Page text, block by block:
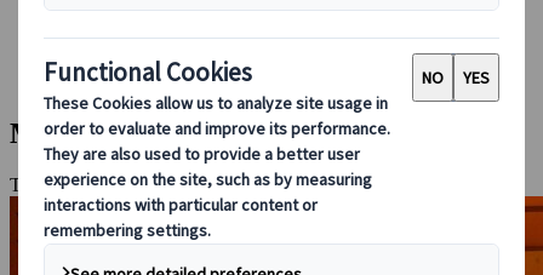
Prenotare con noi
Japan Rail Pass
Strutture ricettive
Consulenza online
Moderno e Classico - Kinosaki Onsen
Tokyo, Kyoto, Nara, Kinosaki Onsen, Osaka